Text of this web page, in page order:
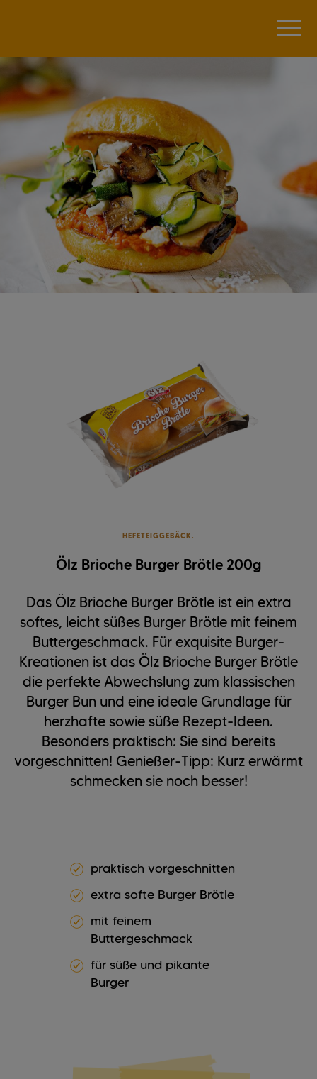
HEFETEIGGEBÄCK.
Ölz Brioche Burger Brötle 200g
Das Ölz Brioche Burger Brötle ist ein extra
softes, leicht süßes Burger Brötle mit feinem
Buttergeschmack. Für exquisite Burger-
Kreationen ist das Ölz Brioche Burger Brötle
die perfekte Abwechslung zum klassischen
Burger Bun und eine ideale Grundlage für
herzhafte sowie süße Rezept-Ideen.
Besonders praktisch: Sie sind bereits
vorgeschnitten! Genießer-Tipp: Kurz erwärmt
schmecken sie noch besser!
praktisch vorgeschnitten
extra softe Burger Brötle
mit feinem
Buttergeschmack
für süße und pikante
Burger